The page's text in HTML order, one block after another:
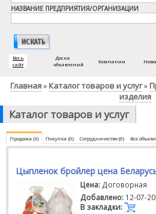
НАЗВАНИЕ ПРЕДПРИЯТИЯ/ОРГАНИЗАЦИИ
Весь
сайт
Доска
объявлений
Компании
Главная» Каталог товаров и услуг»
изделия
Каталог товаров и услуг
Продажа (3) Покупка (0) Сотрудничество (0) Все
Цыпленок бройлер цена
Цена: Договорная
Добавлено: 12-07-
В закладки: